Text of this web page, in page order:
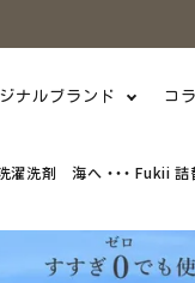
ナルブランド コ
濯洗剤 海へ ・・・ Fukii